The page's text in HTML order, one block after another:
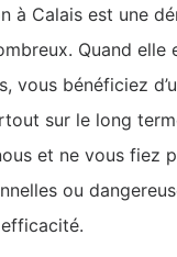
à Calais est une
Quand elle
vous bénéficiez
sur le long
et ne vous fiez
ou